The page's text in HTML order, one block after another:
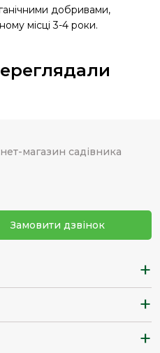
добривами,
місці 3-4 роки.
магазин садівника
Замовити дзвінок
+
+
+